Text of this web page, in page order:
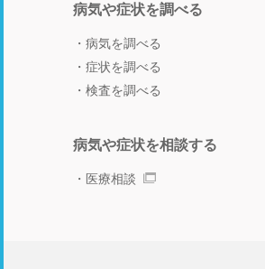
病気や症状を調べる
病気を調べる
症状を調べる
検査を調べる
病気や症状を相談する
医療相談